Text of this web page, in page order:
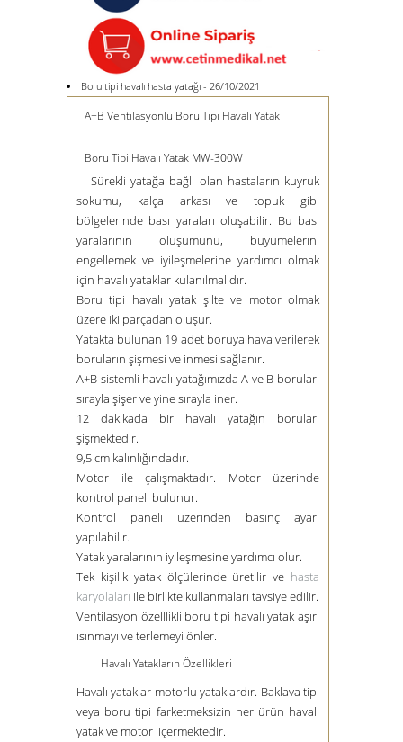
Boru tipi havalı hasta yatağı - 26/10/2021
A+B Ventilasyonlu Boru Tipi Havalı Yatak
Boru Tipi Havalı Yatak MW-300W
Sürekli yatağa bağlı olan hastaların kuyruk
sokumu, kalça arkası ve topuk gibi
bölgelerinde bası yaraları oluşabilir. Bu bası
yaralarının oluşumunu, büyümelerini
engellemek ve iyileşmelerine yardımcı olmak
için havalı yataklar kulanılmalıdır.
Boru tipi havalı yatak şilte ve motor olmak
üzere iki parçadan oluşur.
Yatakta bulunan 19 adet boruya hava verilerek
boruların şişmesi ve inmesi sağlanır.
A+B sistemli havalı yatağımızda A ve B boruları
sırayla şişer ve yine sırayla iner.
12 dakikada bir havalı yatağın boruları
şişmektedir.
9,5 cm kalınlığındadır.
Motor ile çalışmaktadır. Motor üzerinde
kontrol paneli bulunur.
Kontrol paneli üzerinden basınç ayarı
yapılabilir.
Yatak yaralarının iyileşmesine yardımcı olur.
Tek kişilik yatak ölçülerinde üretilir ve hasta
karyolaları ile birlikte kullanmaları tavsiye edilir.
Ventilasyon özelllikli boru tipi havalı yatak aşırı
ısınmayı ve terlemeyi önler.
Havalı Yatakların Özellikleri
Havalı yataklar motorlu yataklardır. Baklava tipi
veya boru tipi farketmeksizin her ürün havalı
yatak ve motor içermektedir.